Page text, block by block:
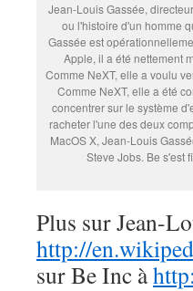
Jean-Louis Gassée,
ou l'histoire d'un homme
Gassée est
Apple, il a été nettement
Comme NeXT, elle a voulu
Comme NeXT, elle a été
concentrer sur le système
racheter l'une des deux
MacOS X, Jean-Louis
Steve Jobs. Be s'est
Plus sur Jean-
http://
sur Be Inc à